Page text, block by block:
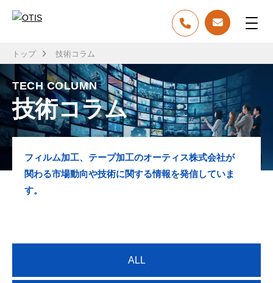
トップ 技術コラム
TECH COLUMN
技術コラム
フィルム加工、テープ加工のオーティス株式会社が
関わる市場動向や技術に関する情報を発信していま
す。
ALL